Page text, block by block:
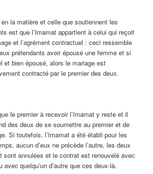
en la matière et celle que soutiennent les
est que l’Imamat appartient à celui qui reçoit
et l’agrément contractuel : ceci ressemble
prétendants avoir épousé une femme et si
et bien épousé, alors le mariage est
contracté par le premier des deux.
le premier à recevoir l’Imamat y reste et il
des deux de se soumettre au premier et de
Si toutefois, l’Imamat a été établi pour les
aucun d’eux ne précède l’autre, les deux
sont annulées et le contrat est renouvelé avec
avec quelqu’un d’autre que ces deux-là.